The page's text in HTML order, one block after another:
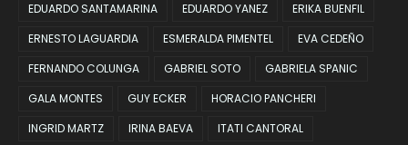
EDUARDO SANTAMARINA
EDUARDO YANEZ
ERIKA BUENFIL
ERNESTO LAGUARDIA
ESMERALDA PIMENTEL
EVA CEDEÑO
FERNANDO COLUNGA
GABRIEL SOTO
GABRIELA SPANIC
GALA MONTES
GUY ECKER
HORACIO PANCHERI
INGRID MARTZ
IRINA BAEVA
ITATI CANTORAL